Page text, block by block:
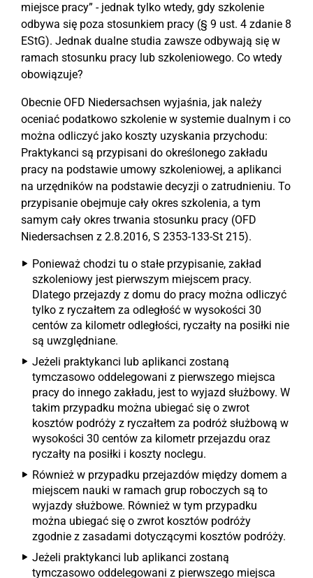
miejsce pracy” - jednak tylko wtedy, gdy szkolenie
odbywa się poza stosunkiem pracy (§ 9 ust. 4 zdanie 8
EStG). Jednak dualne studia zawsze odbywają się w
ramach stosunku pracy lub szkoleniowego. Co wtedy
obowiązuje?
Obecnie OFD Niedersachsen wyjaśnia, jak należy
oceniać podatkowo szkolenie w systemie dualnym i co
można odliczyć jako koszty uzyskania przychodu:
Praktykanci są przypisani do określonego zakładu
pracy na podstawie umowy szkoleniowej, a aplikanci
na urzędników na podstawie decyzji o zatrudnieniu. To
przypisanie obejmuje cały okres szkolenia, a tym
samym cały okres trwania stosunku pracy (OFD
Niedersachsen z 2.8.2016, S 2353-133-St 215).
Ponieważ chodzi tu o stałe przypisanie, zakład
szkoleniowy jest pierwszym miejscem pracy.
Dlatego przejazdy z domu do pracy można odliczyć
tylko z ryczałtem za odległość w wysokości 30
centów za kilometr odległości, ryczałty na posiłki nie
są uwzględniane.
Jeżeli praktykanci lub aplikanci zostaną
tymczasowo oddelegowani z pierwszego miejsca
pracy do innego zakładu, jest to wyjazd służbowy. W
takim przypadku można ubiegać się o zwrot
kosztów podróży z ryczałtem za podróż służbową w
wysokości 30 centów za kilometr przejazdu oraz
ryczałty na posiłki i koszty noclegu.
Również w przypadku przejazdów między domem a
miejscem nauki w ramach grup roboczych są to
wyjazdy służbowe. Również w tym przypadku
można ubiegać się o zwrot kosztów podróży
zgodnie z zasadami dotyczącymi kosztów podróży.
Jeżeli praktykanci lub aplikanci zostaną
tymczasowo oddelegowani z pierwszego miejsca